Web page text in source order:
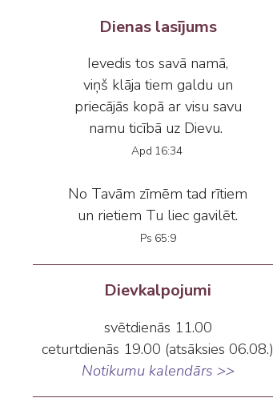
Dienas lasījums
Ievedis tos savā namā,
viņš klāja tiem galdu un
priecājās kopā ar visu savu
namu ticībā uz Dievu.
Apd 16:34
No Tavām zīmēm tad rītiem
un rietiem Tu liec gavilēt.
Ps 65:9
Dievkalpojumi
svētdienās 11.00
ceturtdienās 19.00 (atsāksies 06.08.)
Notikumu kalendārs >>